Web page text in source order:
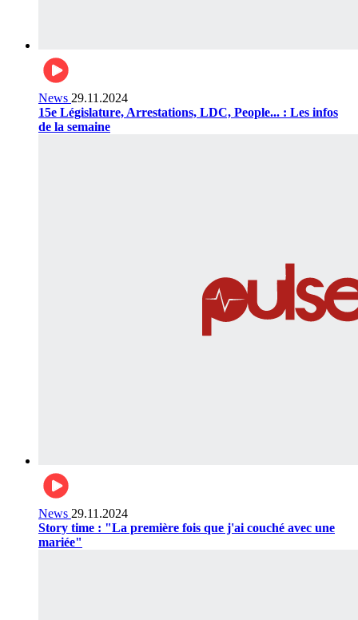
News 29.11.2024
15e Législature, Arrestations, LDC, People... : Les infos
de la semaine
News 29.11.2024
Story time : "La première fois que j'ai couché avec une
mariée"